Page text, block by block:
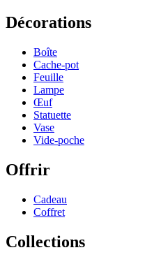
Décorations
Boîte
Cache-pot
Feuille
Lampe
Œuf
Statuette
Vase
Vide-poche
Offrir
Cadeau
Coffret
Collections